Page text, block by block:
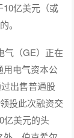
10亿美元（或
。
气（GE）正在
用电气资本公
出售普通股
投此次融资交
亿美元的头